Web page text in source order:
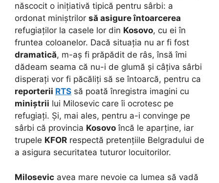
născocit o inițiativă tipică pentru sârbi: a
ordonat miniștrilor să asigure întoarcerea
refugiaților la casele lor din Kosovo, cu ei în
fruntea coloanelor. Dacă situația nu ar fi fost
dramatică, m-aș fi prăpădit de râs, însă îmi
dădeam seama că nu-i de glumă și câțiva sârbi
disperați vor fi păcăliți să se întoarcă, pentru ca
reporterii RTS să poată înregistra imagini cu
miniștrii lui Milosevic care îi ocrotesc pe
refugiați. Și, mai ales, pentru a-i convinge pe
sârbi că provincia Kosovo încă le aparține, iar
trupele KFOR respectă pretențiile Belgradului de
a asigura securitatea tuturor locuitorilor.
Milosevic avea mare nevoie ca lumea să vadă